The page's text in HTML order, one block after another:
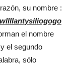
su nombre :
el nombre
el segundo
sólo